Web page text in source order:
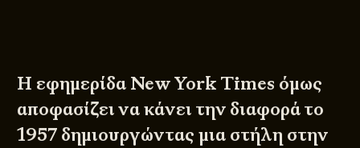
Η εφημερίδα New York Times όμως
αποφασίζει να κάνει την διαφορά το
1957 δημιουργώντας μια στήλη στην